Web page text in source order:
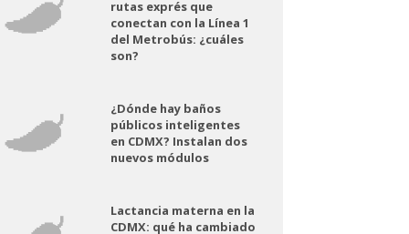
rutas exprés que
conectan con la Línea 1
del Metrobús: ¿cuáles
son?
¿Dónde hay baños
públicos inteligentes
en CDMX? Instalan dos
nuevos módulos
Lactancia materna en la
CDMX: qué ha cambiado